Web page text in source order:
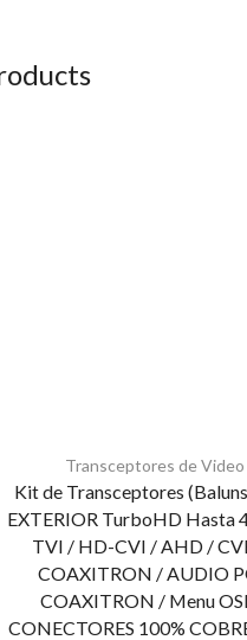
Transceptores de Video
Kit de Transceptores
EXTERIOR TurboHD Hasta
TVI / HD-CVI / AHD /
COAXITRON / AUDIO
COAXITRON / Menu
CONECTORES 100%